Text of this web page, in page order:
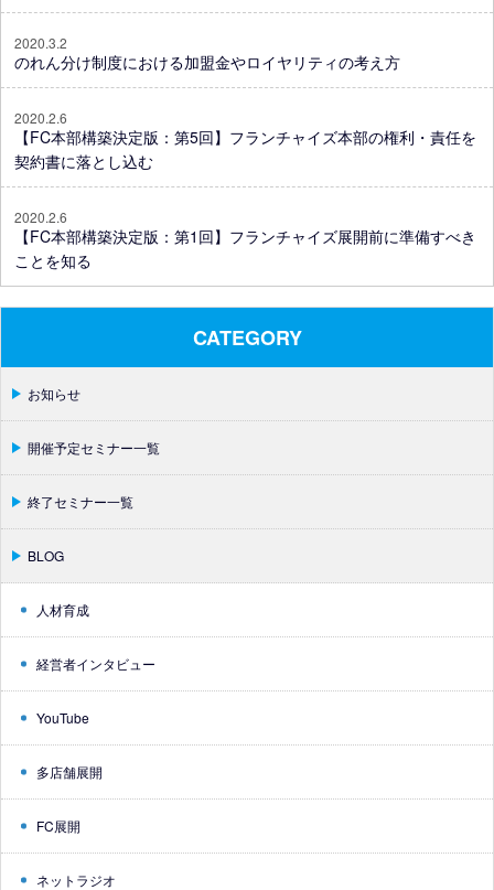
2020.3.2
のれん分け制度における加盟金やロイヤリティの考え方
2020.2.6
【FC本部構築決定版：第5回】フランチャイズ本部の権利・責任を
契約書に落とし込む
2020.2.6
【FC本部構築決定版：第1回】フランチャイズ展開前に準備すべき
ことを知る
CATEGORY
お知らせ
開催予定セミナー一覧
終了セミナー一覧
BLOG
人材育成
経営者インタビュー
YouTube
多店舗展開
FC展開
ネットラジオ